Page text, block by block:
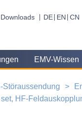
Downloads DE EN CN
EMV-Wissen
Störaussendung
HF-